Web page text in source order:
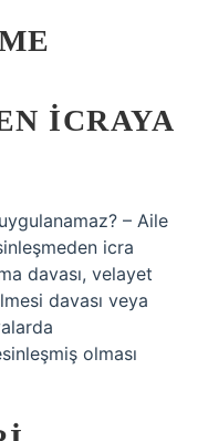
ICRAYA
– Aile
icra
davası, velayet
davası veya
olması